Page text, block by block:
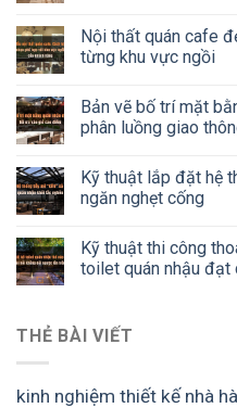
Nội thất quán cafe
từng khu vực ngồi
Bản vẽ bố trí mặt
phân luồng giao
Kỹ thuật lắp đặt hệ
ngăn nghẹt cống
Kỹ thuật thi công
toilet quán nhậu đạt
THẺ BÀI VIẾT
kinh nghiệm thiết kế nhà